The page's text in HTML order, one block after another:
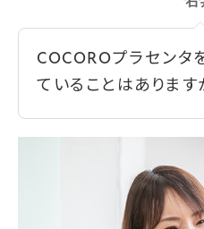
COCOROプラセンタ
ていることはあります